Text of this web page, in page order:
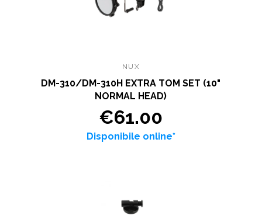
NUX
DM-310/DM-310H EXTRA TOM SET (10"
NORMAL HEAD)
€61.00
Disponibile online*